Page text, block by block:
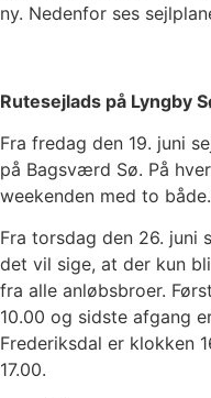
ny. Nedenfor ses
Rutesejlads på Lyngby
Fra fredag den 19. juni
på Bagsværd Sø. På
weekenden med to både.
Fra torsdag den 26. juni
det vil sige, at der kun
fra alle anløbsbroer.
10.00 og sidste afgang
Frederiksdal er klokken
17.00.